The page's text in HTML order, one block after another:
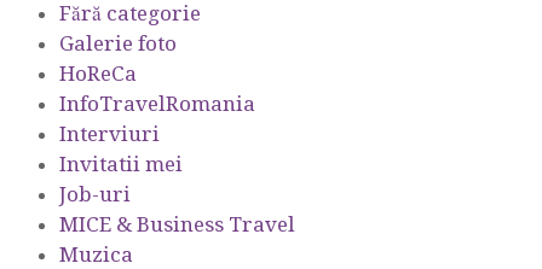
Fără categorie
Galerie foto
HoReCa
InfoTravelRomania
Interviuri
Invitatii mei
Job-uri
MICE & Business Travel
Muzica